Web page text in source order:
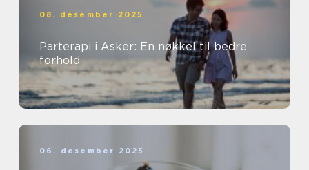
08. desember 2025
Parterapi i Asker: En nøkkel til bedre
forhold
06. desember 2025